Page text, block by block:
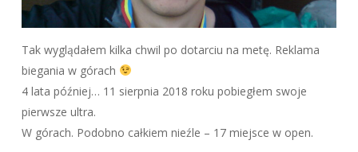
Tak wyglądałem kilka chwil po dotarciu na metę. Reklama
biegania w górach
4 lata później… 11 sierpnia 2018 roku pobiegłem swoje
pierwsze ultra.
W górach. Podobno całkiem nieźle – 17 miejsce w open.